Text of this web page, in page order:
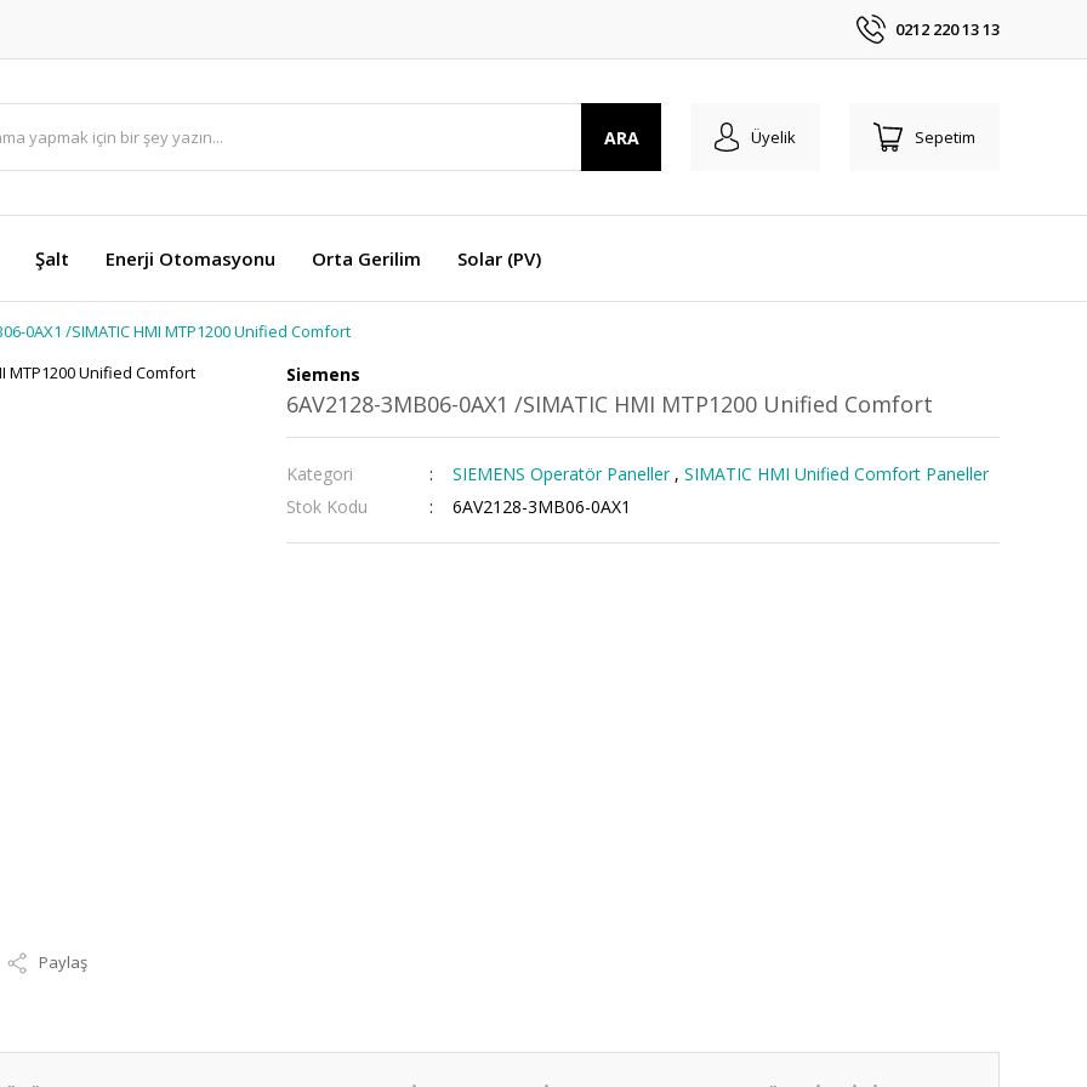
0212 220 13 13
ARA Üyelik Sepetim
Şalt Enerji Otomasyonu Orta Gerilim Solar (PV)
0AX1 /SIMATIC HMI MTP1200 Unified Comfort
Paylaş
Siemens
6AV2128-3MB06-0AX1 /SIMATIC HMI MTP1200 Unified Comfort
Kategori SIEMENS Operatör Paneller , SIMATIC HMI Unified Comfort Paneller
Stok Kodu
6AV2128-3MB06-0AX1